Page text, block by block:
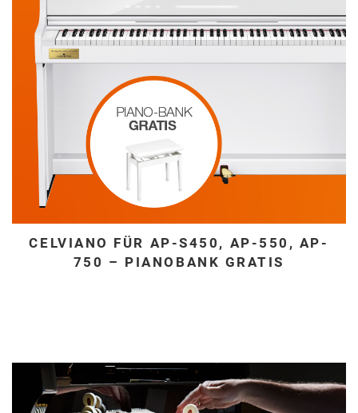
CELVIANO FÜR AP-S450, AP-550, AP-
750 – PIANOBANK GRATIS